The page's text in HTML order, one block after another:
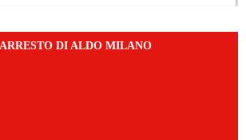
DI ALDO MILANO